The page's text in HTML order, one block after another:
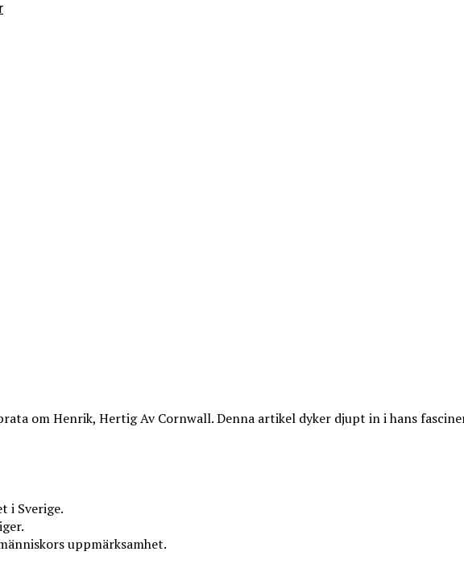
om Henrik, Hertig Av Cornwall. Denna artikel dyker djupt in i hans
i Sverige.
uppmärksamhet.